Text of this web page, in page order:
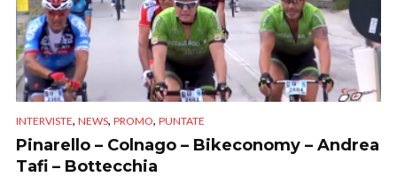
INTERVISTE, NEWS, PROMO, PUNTATE
Pinarello – Colnago – Bikeconomy – Andrea
Tafi – Bottecchia